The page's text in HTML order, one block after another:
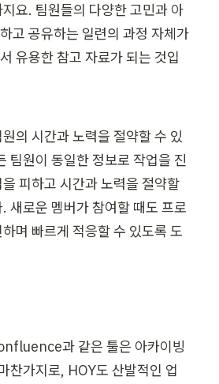
요. 팀원들의 다양한 고민과 아
고 공유하는 일련의 과정 자체가
유용한 참고 자료가 되는 것입
의 시간과 노력을 절약할 수 있
팀원이 동일한 정보로 작업을 진
피하고 시간과 노력을 절약할
새로운 멤버가 참여할 때도 프로
며 빠르게 적응할 수 있도록 도
과 같은 툴은 아카이빙
찬가지로, HOY도 산발적인 업